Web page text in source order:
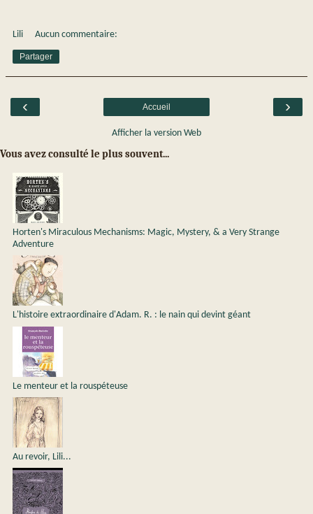
Lili Aucun commentaire:
Partager
‹ ›
Accueil
Afficher la version Web
Vous avez consulté le plus souvent...
Horten's Miraculous Mechanisms: Magic, Mystery, & a Very Strange
Adventure
L'histoire extraordinaire d'Adam. R. : le nain qui devint géant
Le menteur et la rouspéteuse
Au revoir, Lili...